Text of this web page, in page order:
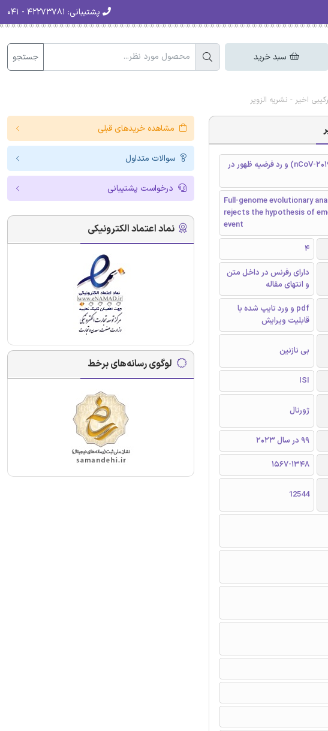
پشتیبانی:
سبد خرید جستجو
اخیر - نشریه الزویر
تجزیه و تحلیل تکاملی ژنوم کامل ویروس جدید کرونا (2019-nCoV) و رد فرضیه ظهور در
Full-genome evolutionary
rejects the hypothesis of
event
4
دارای رفرنس در داخل متن
و انتهای مقاله
pdf و ورد تایپ شده با
قابلیت ویرایش
بی نازنین
ISI
ژورنال
99 در سال 2023
1567-1348
12544
مشاهده خریدهای قبلی
سوالات متداول
درخواست پشتیبانی
نماد اعتماد الکترونیکی
لوگوی رسانه‌های برخط